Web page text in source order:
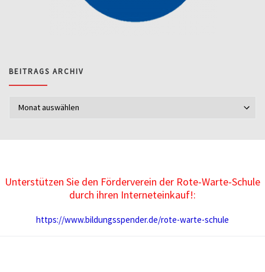
BEITRAGS ARCHIV
Unterstützen Sie den Förderverein der Rote-Warte-Schule
durch ihren Interneteinkauf!:
https://www.bildungsspender.de/rote-warte-schule